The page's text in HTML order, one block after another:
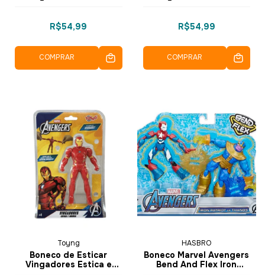
R$54,99
COMPRAR
R$54,99
COMPRAR
Toyng
Boneco de Esticar
Vingadores Estica e
HASBRO
Boneco Marvel Avengers
Bend And Flex Iron